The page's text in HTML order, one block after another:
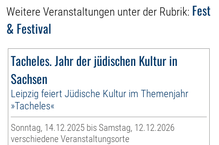
Weitere Veranstaltungen unter der Rubrik: Fest
& Festival
Tacheles. Jahr der jüdischen Kultur in
Sachsen
Leipzig feiert Jüdische Kultur im Themenjahr
»Tacheles«
Sonntag, 14.12.2025 bis Samstag, 12.12.2026
verschiedene Veranstaltungsorte